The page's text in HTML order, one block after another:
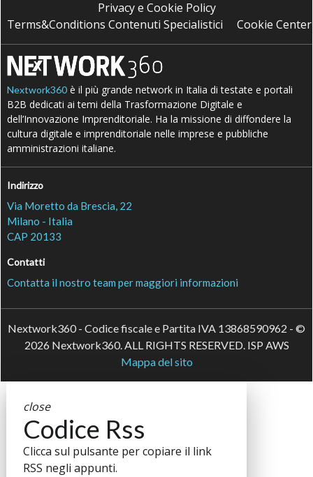
Privacy e Cookie Policy
Terms&Conditions Contenuti Specialistici
Cookie Center
Nextwork360 è il più grande network in Italia di testate e portali
B2B dedicati ai temi della Trasformazione Digitale e
dell’Innovazione Imprenditoriale. Ha la missione di diffondere la
cultura digitale e imprenditoriale nelle imprese e pubbliche
amministrazioni italiane.
Indirizzo
Via Moretto da Brescia, 22
Milano - Italia
CAP 20133
Contatti
Contatta il nostro team per maggiori informazioni
Nextwork360 - Codice fiscale e Partita IVA 13868590962 - ©
2026 Nextwork360. ALL RIGHTS RESERVED. ISP AWS
Mappa del sito
close
Codice Rss
Clicca sul pulsante per copiare il link
RSS negli appunti.